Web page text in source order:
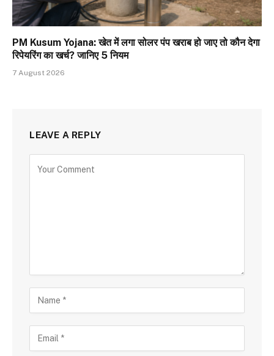
PM Kusum Yojana: खेत में लगा सोलर पंप खराब हो जाए तो कौन देगा
रिपेयरिंग का खर्च? जानिए 5 नियम
7 August 2026
LEAVE A REPLY